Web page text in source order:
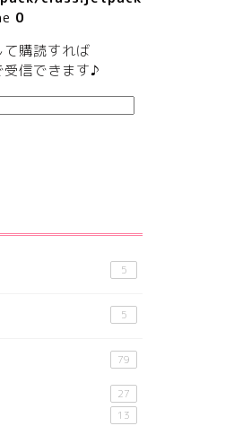
0
購読すれば
受信できます♪
5
5
79
27
13